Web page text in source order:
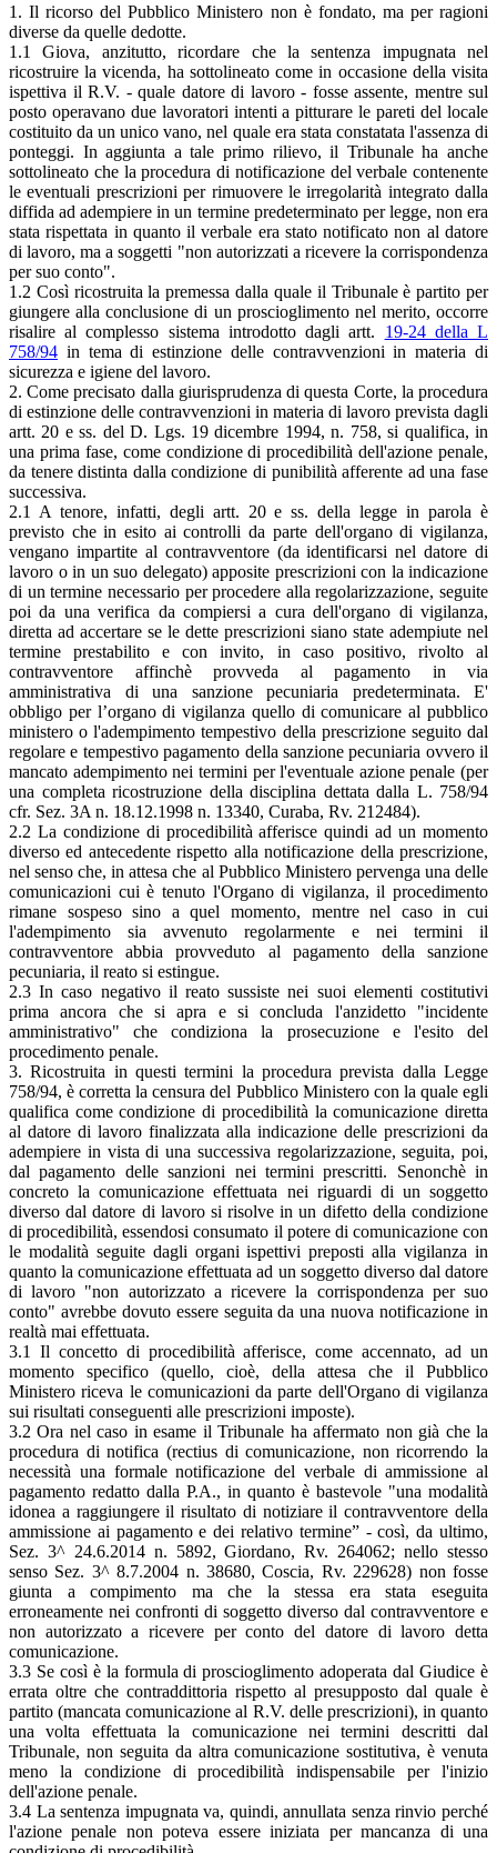
1. Il ricorso del Pubblico Ministero non è fondato, ma per ragioni
diverse da quelle dedotte.
1.1 Giova, anzitutto, ricordare che la sentenza impugnata nel
ricostruire la vicenda, ha sottolineato come in occasione della visita
ispettiva il R.V. - quale datore di lavoro - fosse assente, mentre sul
posto operavano due lavoratori intenti a pitturare le pareti del locale
costituito da un unico vano, nel quale era stata constatata l'assenza di
ponteggi. In aggiunta a tale primo rilievo, il Tribunale ha anche
sottolineato che la procedura di notificazione del verbale contenente
le eventuali prescrizioni per rimuovere le irregolarità integrato dalla
diffida ad adempiere in un termine predeterminato per legge, non era
stata rispettata in quanto il verbale era stato notificato non al datore
di lavoro, ma a soggetti "non autorizzati a ricevere la corrispondenza
per suo conto".
1.2 Così ricostruita la premessa dalla quale il Tribunale è partito per
giungere alla conclusione di un proscioglimento nel merito, occorre
risalire al complesso sistema introdotto dagli artt. 19-24 della L
758/94 in tema di estinzione delle contravvenzioni in materia di
sicurezza e igiene del lavoro.
2. Come precisato dalla giurisprudenza di questa Corte, la procedura
di estinzione delle contravvenzioni in materia di lavoro prevista dagli
artt. 20 e ss. del D. Lgs. 19 dicembre 1994, n. 758, si qualifica, in
una prima fase, come condizione di procedibilità dell'azione penale,
da tenere distinta dalla condizione di punibilità afferente ad una fase
successiva.
2.1 A tenore, infatti, degli artt. 20 e ss. della legge in parola è
previsto che in esito ai controlli da parte dell'organo di vigilanza,
vengano impartite al contravventore (da identificarsi nel datore di
lavoro o in un suo delegato) apposite prescrizioni con la indicazione
di un termine necessario per procedere alla regolarizzazione, seguite
poi da una verifica da compiersi a cura dell'organo di vigilanza,
diretta ad accertare se le dette prescrizioni siano state adempiute nel
termine prestabilito e con invito, in caso positivo, rivolto al
contravventore affinchè provveda al pagamento in via
amministrativa di una sanzione pecuniaria predeterminata. E'
obbligo per l’organo di vigilanza quello di comunicare al pubblico
ministero o l'adempimento tempestivo della prescrizione seguito dal
regolare e tempestivo pagamento della sanzione pecuniaria ovvero il
mancato adempimento nei termini per l'eventuale azione penale (per
una completa ricostruzione della disciplina dettata dalla L. 758/94
cfr. Sez. 3A n. 18.12.1998 n. 13340, Curaba, Rv. 212484).
2.2 La condizione di procedibilità afferisce quindi ad un momento
diverso ed antecedente rispetto alla notificazione della prescrizione,
nel senso che, in attesa che al Pubblico Ministero pervenga una delle
comunicazioni cui è tenuto l'Organo di vigilanza, il procedimento
rimane sospeso sino a quel momento, mentre nel caso in cui
l'adempimento sia avvenuto regolarmente e nei termini il
contravventore abbia provveduto al pagamento della sanzione
pecuniaria, il reato si estingue.
2.3 In caso negativo il reato sussiste nei suoi elementi costitutivi
prima ancora che si apra e si concluda l'anzidetto "incidente
amministrativo" che condiziona la prosecuzione e l'esito del
procedimento penale.
3. Ricostruita in questi termini la procedura prevista dalla Legge
758/94, è corretta la censura del Pubblico Ministero con la quale egli
qualifica come condizione di procedibilità la comunicazione diretta
al datore di lavoro finalizzata alla indicazione delle prescrizioni da
adempiere in vista di una successiva regolarizzazione, seguita, poi,
dal pagamento delle sanzioni nei termini prescritti. Senonchè in
concreto la comunicazione effettuata nei riguardi di un soggetto
diverso dal datore di lavoro si risolve in un difetto della condizione
di procedibilità, essendosi consumato il potere di comunicazione con
le modalità seguite dagli organi ispettivi preposti alla vigilanza in
quanto la comunicazione effettuata ad un soggetto diverso dal datore
di lavoro "non autorizzato a ricevere la corrispondenza per suo
conto" avrebbe dovuto essere seguita da una nuova notificazione in
realtà mai effettuata.
3.1 Il concetto di procedibilità afferisce, come accennato, ad un
momento specifico (quello, cioè, della attesa che il Pubblico
Ministero riceva le comunicazioni da parte dell'Organo di vigilanza
sui risultati conseguenti alle prescrizioni imposte).
3.2 Ora nel caso in esame il Tribunale ha affermato non già che la
procedura di notifica (rectius di comunicazione, non ricorrendo la
necessità una formale notificazione del verbale di ammissione al
pagamento redatto dalla P.A., in quanto è bastevole "una modalità
idonea a raggiungere il risultato di notiziare il contravventore della
ammissione ai pagamento e dei relativo termine” - così, da ultimo,
Sez. 3^ 24.6.2014 n. 5892, Giordano, Rv. 264062; nello stesso
senso Sez. 3^ 8.7.2004 n. 38680, Coscia, Rv. 229628) non fosse
giunta a compimento ma che la stessa era stata eseguita
erroneamente nei confronti di soggetto diverso dal contravventore e
non autorizzato a ricevere per conto del datore di lavoro detta
comunicazione.
3.3 Se così è la formula di proscioglimento adoperata dal Giudice è
errata oltre che contraddittoria rispetto al presupposto dal quale è
partito (mancata comunicazione al R.V. delle prescrizioni), in quanto
una volta effettuata la comunicazione nei termini descritti dal
Tribunale, non seguita da altra comunicazione sostitutiva, è venuta
meno la condizione di procedibilità indispensabile per l'inizio
dell'azione penale.
3.4 La sentenza impugnata va, quindi, annullata senza rinvio perché
l'azione penale non poteva essere iniziata per mancanza di una